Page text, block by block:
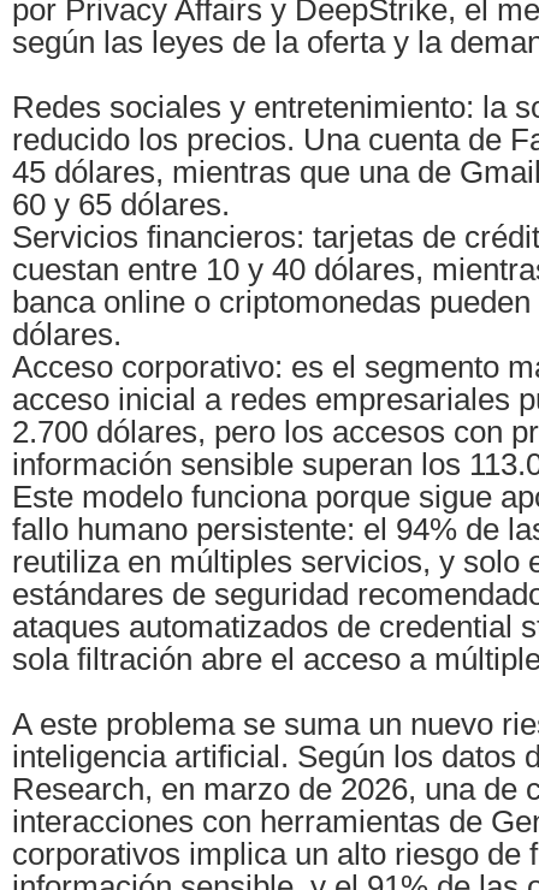
por Privacy Affairs y DeepStrike, el
según las leyes de la oferta y la
Redes sociales y entretenimiento: la
reducido los precios. Una cuenta de
45 dólares, mientras que una de
60 y 65 dólares.
Servicios financieros: tarjetas de
cuestan entre 10 y 40 dólares,
banca online o criptomonedas
dólares.
Acceso corporativo: es el segmento
acceso inicial a redes empresariales
2.700 dólares, pero los accesos con
información sensible superan los
Este modelo funciona porque sigue
fallo humano persistente: el 94% de
reutiliza en múltiples servicios, y solo
estándares de seguridad
ataques automatizados de credential
sola filtración abre el acceso a
A este problema se suma un nuevo
inteligencia artificial. Según los datos
Research, en marzo de 2026, una de
interacciones con herramientas de
corporativos implica un alto riesgo de